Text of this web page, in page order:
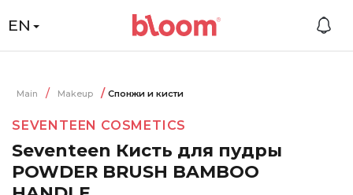
EN
Main Makeup Спонжи и кисти
SEVENTEEN COSMETICS
Seventeen Кисть для пудры
POWDER BRUSH BAMBOO